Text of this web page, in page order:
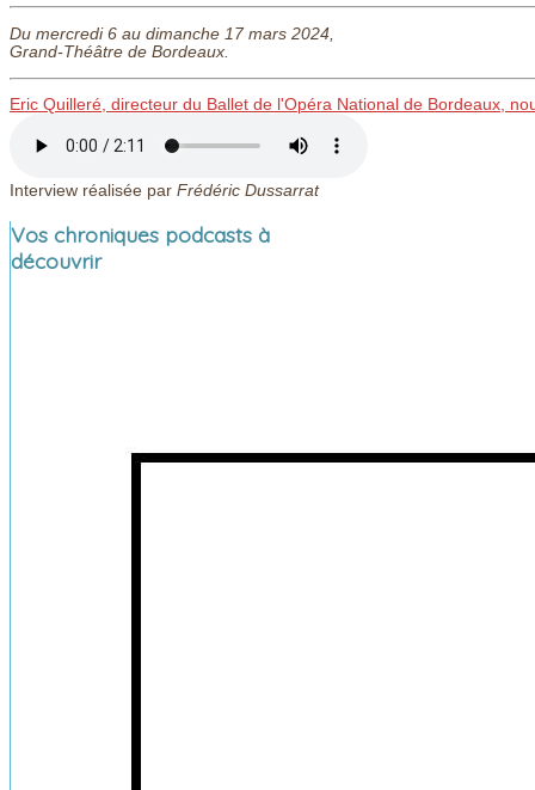
Du mercredi 6 au dimanche 17 mars 2024,
Grand-Théâtre de Bordeaux.
Eric Quilleré, directeur du Ballet de l'Opéra National de Bordeaux,
Interview réalisée par Frédéric Dussarrat
Vos chroniques podcasts à
découvrir